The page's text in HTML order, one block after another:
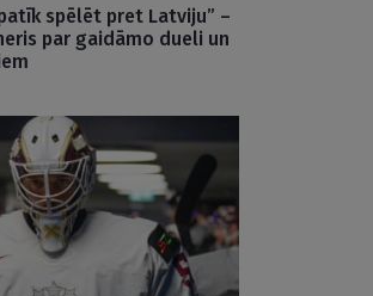
spēlēt pret Latviju” –
par gaidāmo dueli un